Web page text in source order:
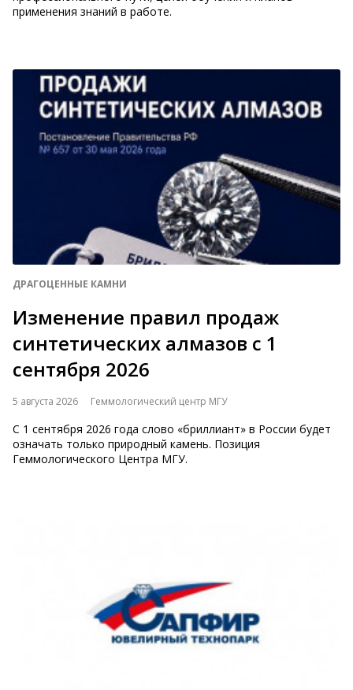
применения знаний в работе.
ДРАГОЦЕННЫЕ КАМНИ
Изменение правил продаж
синтетических алмазов с 1
сентября 2026
5 августа 2026 Геммологический центр МГУ
С 1 сентября 2026 года слово «бриллиант» в России будет
означать только природный камень. Позиция
Геммологического Центра МГУ.